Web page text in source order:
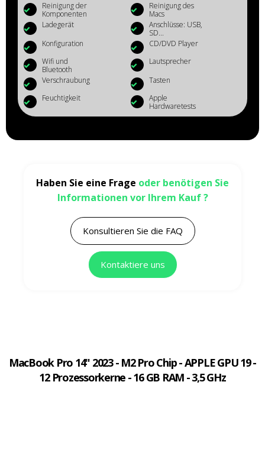
Reinigung der
Komponenten
Reinigung des
Macs
Ladegerät
Anschlüsse: USB,
SD...
Konfiguration
CD/DVD Player
Wifi und
Bluetooth
Lautsprecher
Verschraubung
Tasten
Feuchtigkeit
Apple
Hardwaretests
Haben Sie eine Frage oder benötigen Sie
Informationen vor Ihrem Kauf ?
Konsultieren Sie die FAQ
Kontaktiere uns
MacBook Pro 14" 2023 - M2 Pro Chip - APPLE GPU 19 -
12 Prozessorkerne - 16 GB RAM - 3,5 GHz